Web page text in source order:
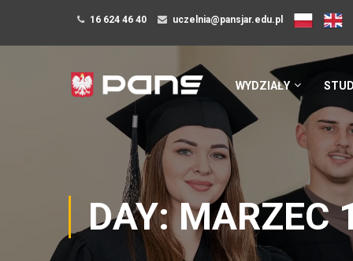
16 624 46 40 uczelnia@pansjar.edu.pl
WYDZIAŁY
DAY: MARZEC